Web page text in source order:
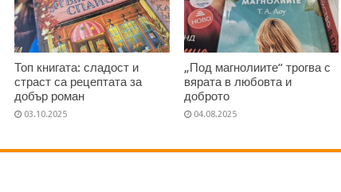
Топ книгата: сладост и
страст са рецептата за
добър роман
03.10.2025
„Под магнолиите“ трогва с
вярата в любовта и
доброто
04.08.2025